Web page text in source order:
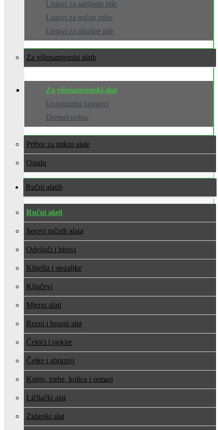
Listovi za sabljaste pile
Listovi za tračne pilee
Listovi za ubodne pile
Za višenamjenski alat
Za višenamjenski alat
Univerzalni nastavci
Dremel pribor
Pribor za mikro alate
Ostalo
Ručni alati
Ručni alati
Setovi ručnih alata
Odvijači i bitovi
Kliješta i stezaljke
Ključevi
Mjerni alati
Rezni i brusni alat
Čekići i sjekire
Četke i abrazivi
Kutije, torbe, kolica i ormari
Ličilački alat
Zidarski alat